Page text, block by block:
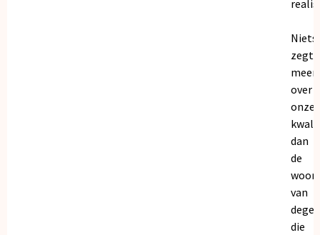
Niets
zegt
meer
over
onze
dan
de
van
die